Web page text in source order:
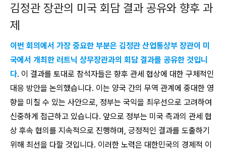
김정관 장관의 미국 회담 결과 공유와 향후 과
제
이번 회의에서 가장 중요한 부분은 김정관 산업통상부 장관이 미
국에서 개최한 러트닉 상무장관과의 회담 결과를 공유한 것입니
다. 이 결과를 토대로 참석자들은 향후 관세 협상에 대한 구체적인
대응 방안을 논의했습니다. 이는 양국 간의 무역 관계에 중대한 영
향을 미칠 수 있는 사안으로, 정부는 국익을 최우선으로 고려하여
신중하게 접근하고 있습니다. 앞으로 정부는 미국 측과의 관세 협
상 후속 협의를 지속적으로 진행하며, 긍정적인 결과를 도출하기
위해 최선을 다할 것입니다. 이러한 노력은 대한민국의 경제적 이